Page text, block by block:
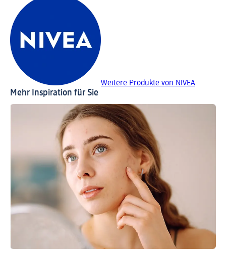
Weitere Produkte von NIVEA
Mehr Inspiration für Sie